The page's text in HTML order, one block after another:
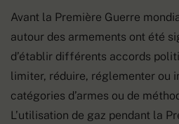
Avant la Première Guerre
autour des armements ont été
d’établir différents accords
limiter, réduire, réglementer ou
catégories d’armes ou de
L’utilisation de gaz pendant la